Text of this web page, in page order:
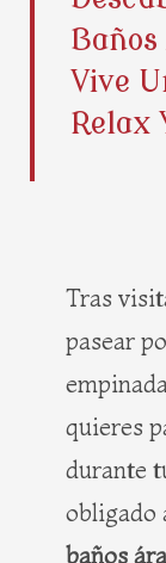
Baños
Vive
Relax
Tras
pasear
quieres
durante
obligado
baños